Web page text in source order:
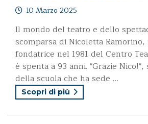
10 Marzo 2025
Il mondo del teatro e dello
scomparsa di Nicoletta
fondatrice nel 1981 del Centro
è spenta a 93 anni. "Grazie
della scuola che ha sede …
Scopri di più